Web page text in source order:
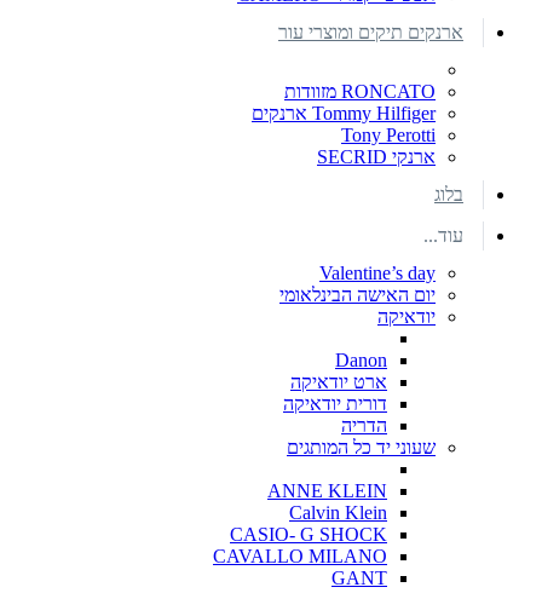
ארנקים תיקים ומוצרי עור
RONCATO מזוודות
Tommy Hilfiger ארנקים
Tony Perotti
ארנקי SECRID
בלוג
עוד...
Valentine’s day
יום האישה הבינלאומי
יודאיקה
Danon
ארט יודאיקה
דורית יודאיקה
הדריה
שעוני יד כל המותגים
ANNE KLEIN
Calvin Klein
CASIO- G SHOCK
CAVALLO MILANO
GANT